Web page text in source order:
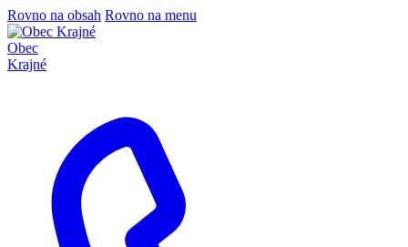
Rovno na obsah Rovno na menu
Obec
Krajné